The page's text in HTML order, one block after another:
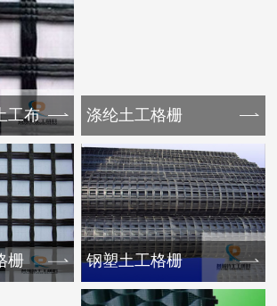
工布 涤纶土工格栅
栅 钢塑土工格栅